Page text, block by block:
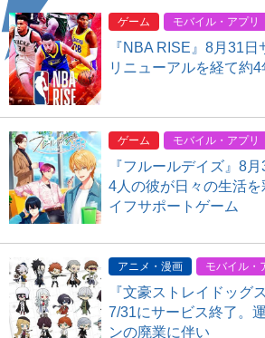
ゲーム モバイル・アプリ
『NBA RISE』8月31
リニューアルを経て約
ゲーム モバイル・アプリ
『フルールデイズ』8
4人の彼が日々の生活
イフサポートゲーム
アニメ・漫画 モバイル・
『文豪ストレイドッグ
7/31にサービス終了。
ンの廃業に伴い